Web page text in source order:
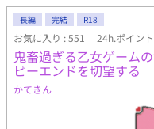
す。 ！！注意！！ ※いじ
はセオリアスだけですが、
あります。 ※無理矢理・残
人向け 誤字脱字おかしな点
ださい！
長編 完結 R18
お気に入り : 551 24h.ポイン
鬼畜過ぎる乙女ゲーム
ピーエンドを切望する
かてきん